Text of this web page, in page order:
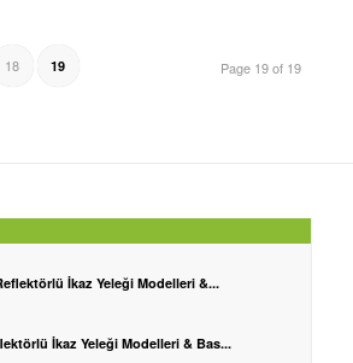
Page 19 of 19
18 19
İkaz Yeleği Modelleri &...
İkaz Yeleği Modelleri & Bas...